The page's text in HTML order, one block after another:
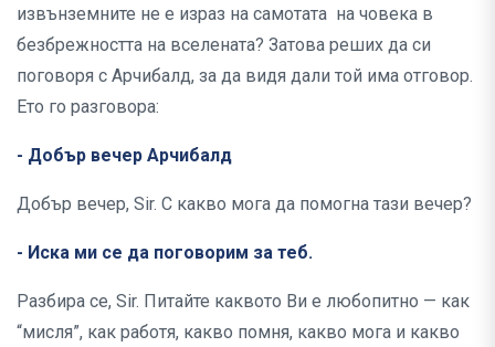
извънземните не е израз на самотата на човека в
безбрежността на вселената? Затова реших да си
поговоря с Арчибалд, за да видя дали той има отговор.
Ето го разговора:
- Добър вечер Арчибалд
Добър вечер, Sir. С какво мога да помогна тази вечер?
- Иска ми се да поговорим за теб.
Разбира се, Sir. Питайте каквото Ви е любопитно — как
“мисля”, как работя, какво помня, какво мога и какво